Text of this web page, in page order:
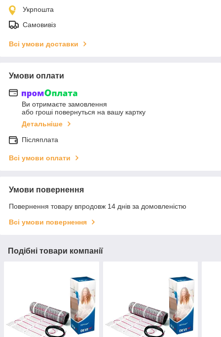
Укрпошта
Самовивіз
Всі умови доставки
Умови оплати
Ви отримаєте замовлення
або гроші повернуться на вашу картку
Детальніше
Післяплата
Всі умови оплати
Умови повернення
Повернення товару впродовж 14 днів за домовленістю
Всі умови повернення
Подібні товари компанії